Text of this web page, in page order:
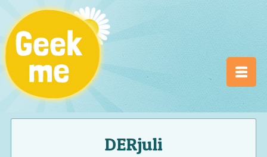
DERjuli